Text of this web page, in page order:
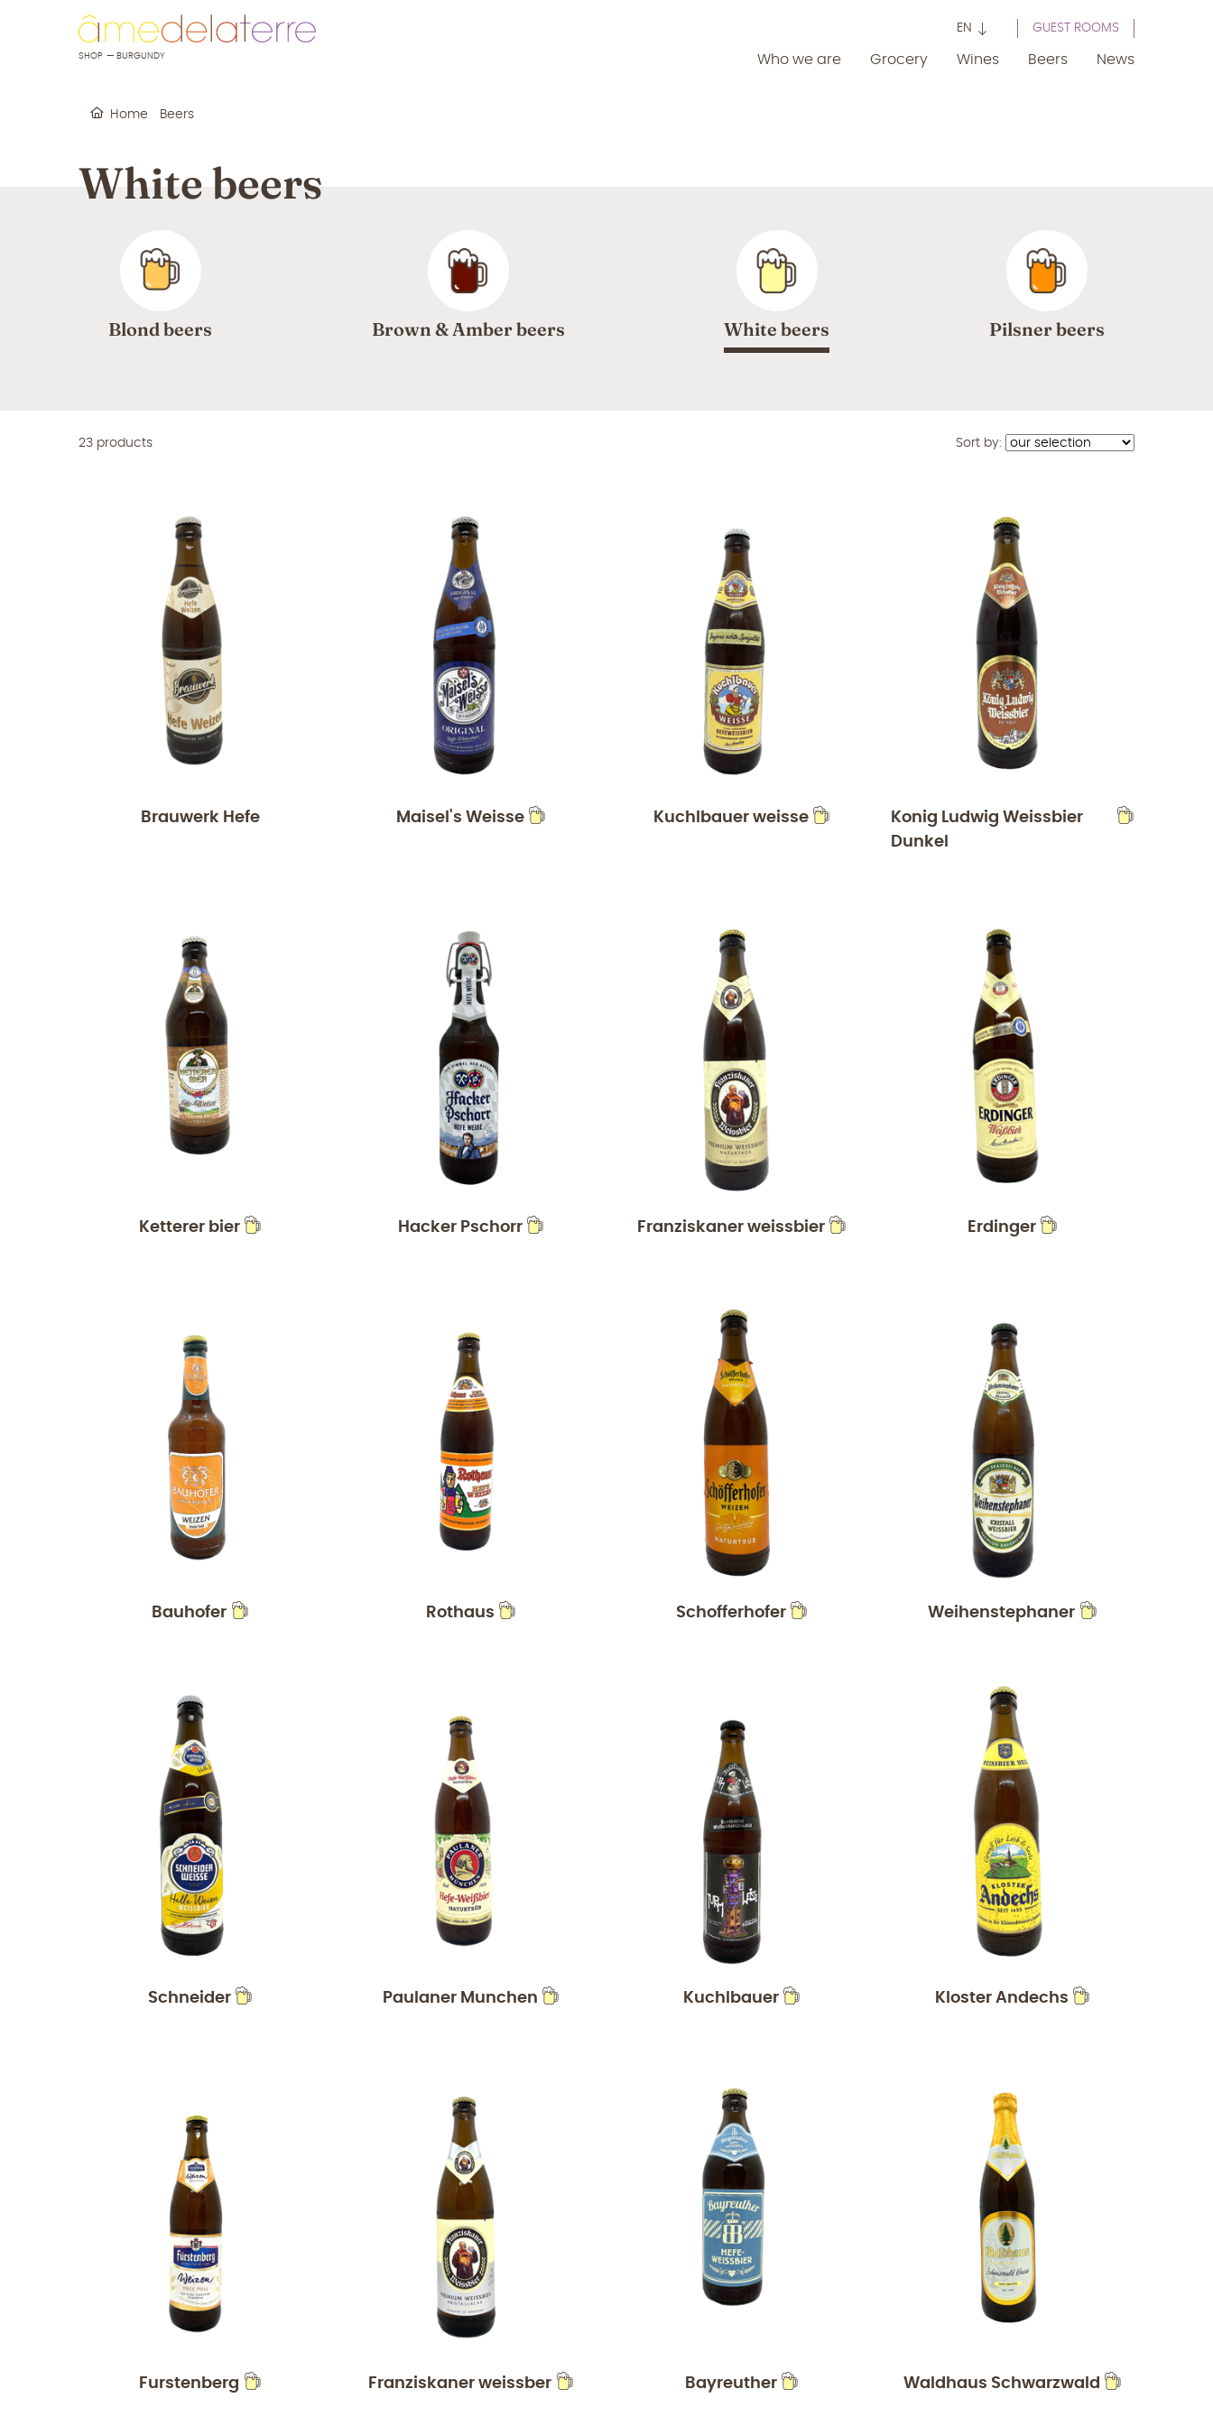
SHOP — BURGUNDY
EN GUEST ROOMS
Who we are Grocery Wines Beers News
Home Beers
White beers
Blond beers Brown & Amber beers White beers Pilsner beers
23 products Sort by:
Brauwerk Hefe Maisel's Weisse Kuchlbauer weisse
Konig Ludwig Weissbier
Dunkel
Ketterer bier Hacker Pschorr Franziskaner weissbier Erdinger
Bauhofer Rothaus Schofferhofer Weihenstephaner
Schneider Paulaner Munchen Kuchlbauer Kloster Andechs
Furstenberg Franziskaner weissber Bayreuther Waldhaus Schwarzwald